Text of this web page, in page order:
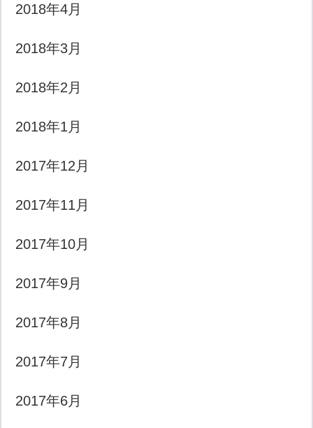
2018年4月
2018年3月
2018年2月
2018年1月
2017年12月
2017年11月
2017年10月
2017年9月
2017年8月
2017年7月
2017年6月